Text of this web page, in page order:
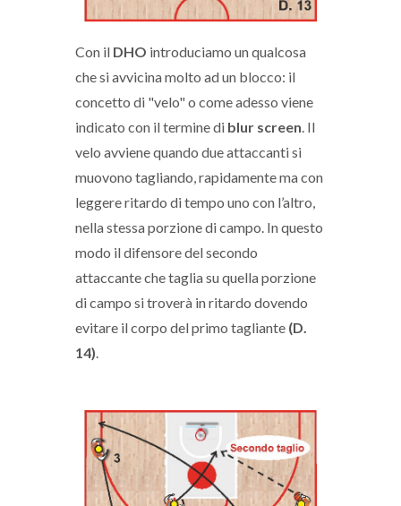
Con il DHO introduciamo un qualcosa
che si avvicina molto ad un blocco: il
concetto di "velo" o come adesso viene
indicato con il termine di blur screen . Il
velo avviene quando due attaccanti si
muovono tagliando, rapidamente ma con
leggere ritardo di tempo uno con l’altro,
nella stessa porzione di campo. In questo
modo il difensore del secondo
attaccante che taglia su quella porzione
di campo si troverà in ritardo dovendo
evitare il corpo del primo tagliante (D.
14)